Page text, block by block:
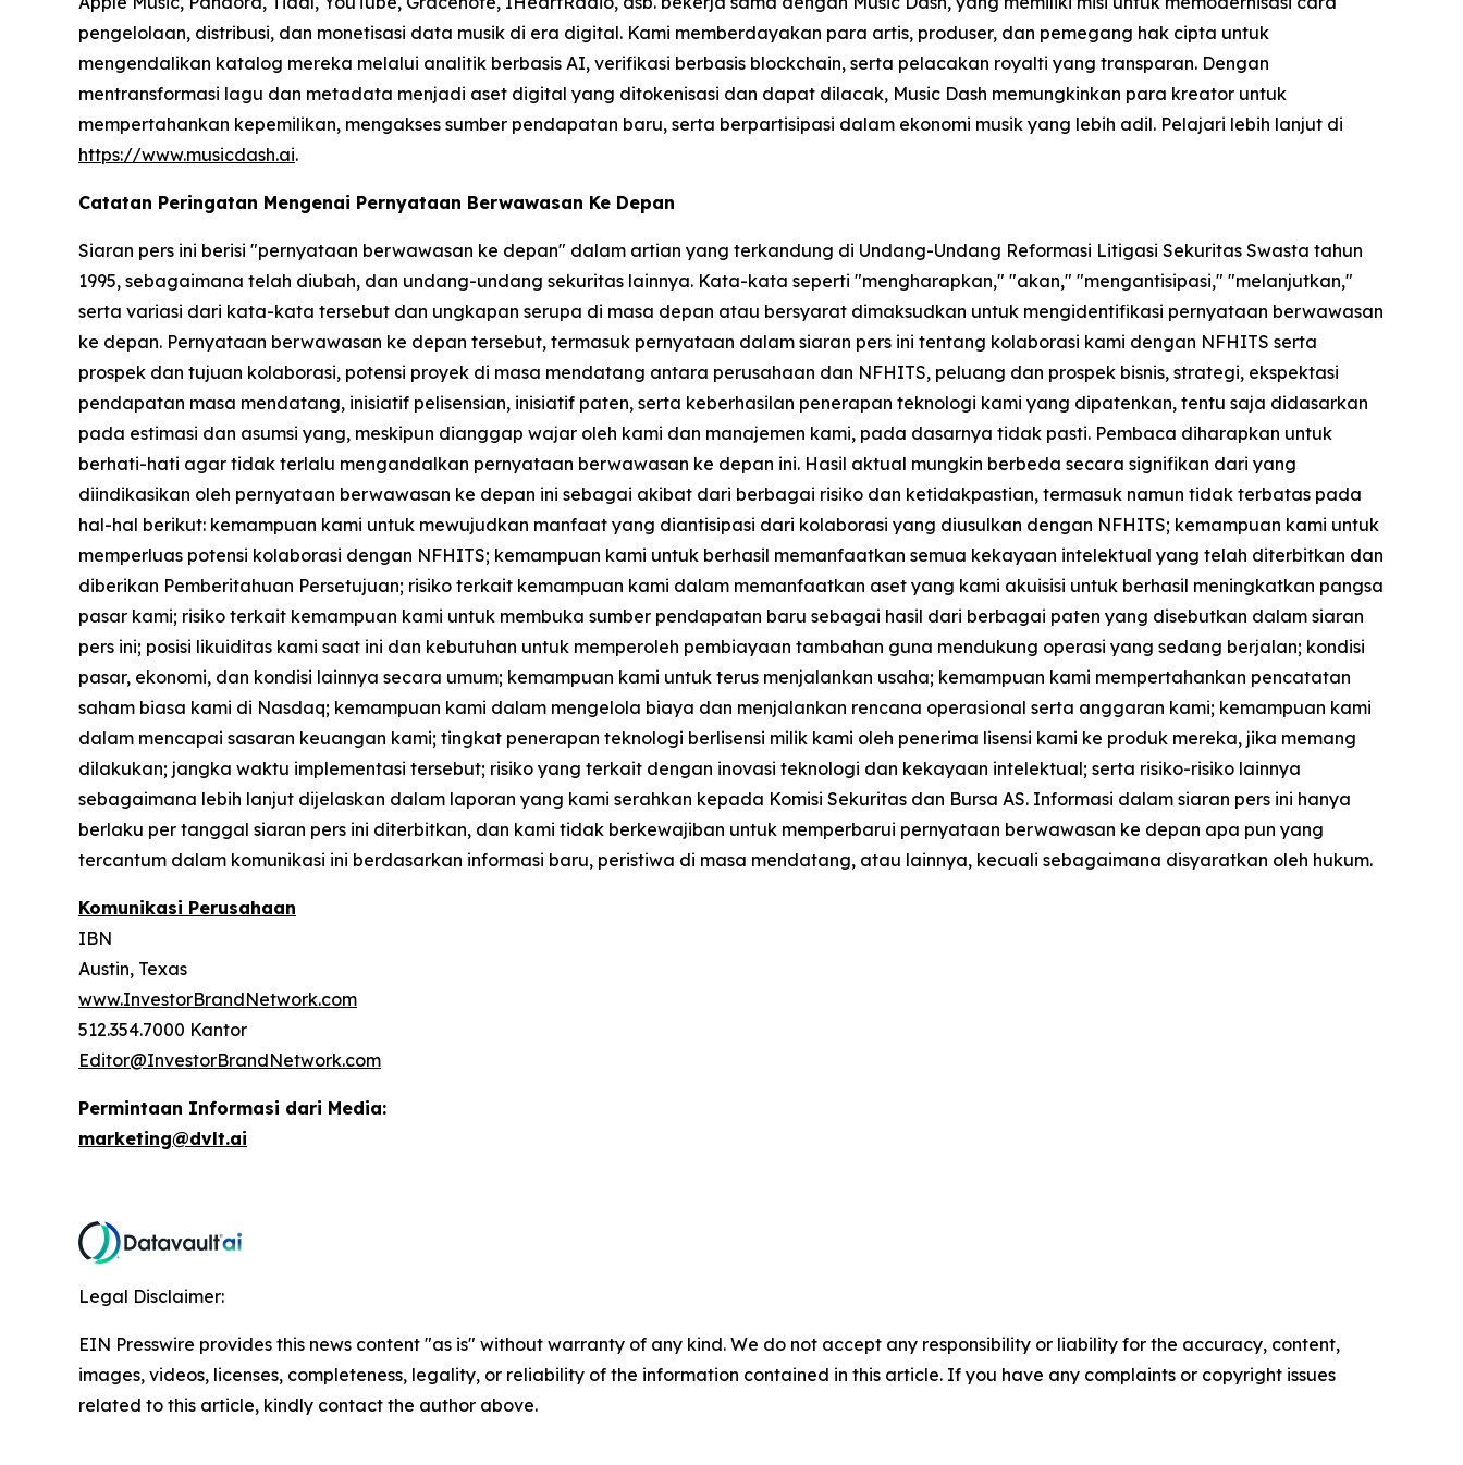
pengelolaan, distribusi, dan monetisasi data musik di era digital. Kami memberdayakan para artis, produser, dan pemegang hak cipta untuk
mengendalikan katalog mereka melalui analitik berbasis AI, verifikasi berbasis blockchain, serta pelacakan royalti yang transparan. Dengan
mentransformasi lagu dan metadata menjadi aset digital yang ditokenisasi dan dapat dilacak, Music Dash memungkinkan para kreator untuk
mempertahankan kepemilikan, mengakses sumber pendapatan baru, serta berpartisipasi dalam ekonomi musik yang lebih adil. Pelajari lebih lanjut di
https://www.musicdash.ai.
Catatan Peringatan Mengenai Pernyataan Berwawasan Ke Depan
Siaran pers ini berisi "pernyataan berwawasan ke depan" dalam artian yang terkandung di Undang-Undang Reformasi Litigasi Sekuritas Swasta tahun
1995, sebagaimana telah diubah, dan undang-undang sekuritas lainnya. Kata-kata seperti "mengharapkan," "akan," "mengantisipasi," "melanjutkan,"
serta variasi dari kata-kata tersebut dan ungkapan serupa di masa depan atau bersyarat dimaksudkan untuk mengidentifikasi pernyataan berwawasan
ke depan. Pernyataan berwawasan ke depan tersebut, termasuk pernyataan dalam siaran pers ini tentang kolaborasi kami dengan NFHITS serta
prospek dan tujuan kolaborasi, potensi proyek di masa mendatang antara perusahaan dan NFHITS, peluang dan prospek bisnis, strategi, ekspektasi
pendapatan masa mendatang, inisiatif pelisensian, inisiatif paten, serta keberhasilan penerapan teknologi kami yang dipatenkan, tentu saja didasarkan
pada estimasi dan asumsi yang, meskipun dianggap wajar oleh kami dan manajemen kami, pada dasarnya tidak pasti. Pembaca diharapkan untuk
berhati-hati agar tidak terlalu mengandalkan pernyataan berwawasan ke depan ini. Hasil aktual mungkin berbeda secara signifikan dari yang
diindikasikan oleh pernyataan berwawasan ke depan ini sebagai akibat dari berbagai risiko dan ketidakpastian, termasuk namun tidak terbatas pada
hal-hal berikut: kemampuan kami untuk mewujudkan manfaat yang diantisipasi dari kolaborasi yang diusulkan dengan NFHITS; kemampuan kami untuk
memperluas potensi kolaborasi dengan NFHITS; kemampuan kami untuk berhasil memanfaatkan semua kekayaan intelektual yang telah diterbitkan dan
diberikan Pemberitahuan Persetujuan; risiko terkait kemampuan kami dalam memanfaatkan aset yang kami akuisisi untuk berhasil meningkatkan pangsa
pasar kami; risiko terkait kemampuan kami untuk membuka sumber pendapatan baru sebagai hasil dari berbagai paten yang disebutkan dalam siaran
pers ini; posisi likuiditas kami saat ini dan kebutuhan untuk memperoleh pembiayaan tambahan guna mendukung operasi yang sedang berjalan; kondisi
pasar, ekonomi, dan kondisi lainnya secara umum; kemampuan kami untuk terus menjalankan usaha; kemampuan kami mempertahankan pencatatan
saham biasa kami di Nasdaq; kemampuan kami dalam mengelola biaya dan menjalankan rencana operasional serta anggaran kami; kemampuan kami
dalam mencapai sasaran keuangan kami; tingkat penerapan teknologi berlisensi milik kami oleh penerima lisensi kami ke produk mereka, jika memang
dilakukan; jangka waktu implementasi tersebut; risiko yang terkait dengan inovasi teknologi dan kekayaan intelektual; serta risiko-risiko lainnya
sebagaimana lebih lanjut dijelaskan dalam laporan yang kami serahkan kepada Komisi Sekuritas dan Bursa AS. Informasi dalam siaran pers ini hanya
berlaku per tanggal siaran pers ini diterbitkan, dan kami tidak berkewajiban untuk memperbarui pernyataan berwawasan ke depan apa pun yang
tercantum dalam komunikasi ini berdasarkan informasi baru, peristiwa di masa mendatang, atau lainnya, kecuali sebagaimana disyaratkan oleh hukum.
Komunikasi Perusahaan
IBN
Austin, Texas
www.InvestorBrandNetwork.com
512.354.7000 Kantor
Editor@InvestorBrandNetwork.com
Permintaan Informasi dari Media:
marketing@dvlt.ai
Legal Disclaimer:
EIN Presswire provides this news content "as is" without warranty of any kind. We do not accept any responsibility or liability for the accuracy, content,
images, videos, licenses, completeness, legality, or reliability of the information contained in this article. If you have any complaints or copyright issues
related to this article, kindly contact the author above.